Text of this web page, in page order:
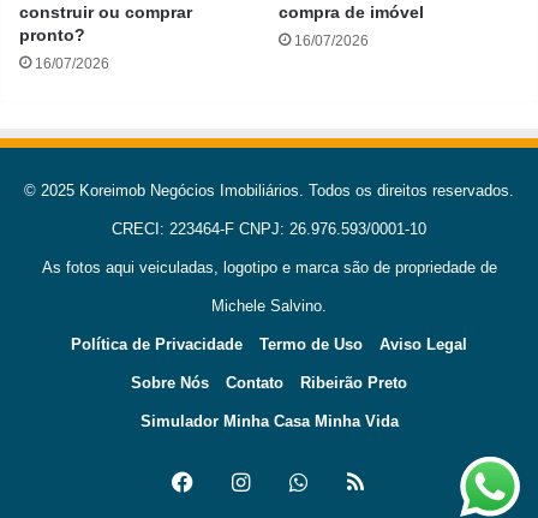
construir ou comprar
pronto?
16/07/2026
compra de imóvel
16/07/2026
© 2025 Koreimob Negócios Imobiliários. Todos os direitos reservados.
CRECI: 223464-F CNPJ: 26.976.593/0001-10
As fotos aqui veiculadas, logotipo e marca são de propriedade de
Michele Salvino.
Política de Privacidade Termo de Uso Aviso Legal
Sobre Nós Contato Ribeirão Preto
Simulador Minha Casa Minha Vida
FacebookInstagramWhatsApp
RSS